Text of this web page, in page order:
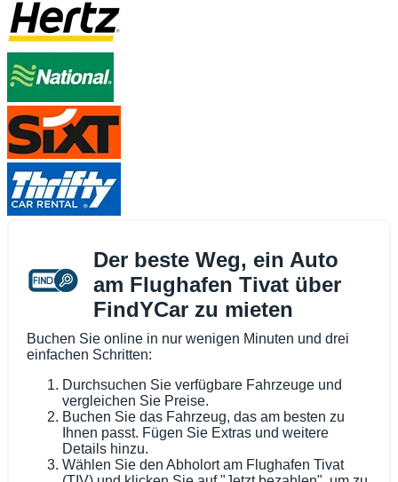
Der beste Weg, ein Auto
am Flughafen Tivat über
FindYCar zu mieten
Buchen Sie online in nur wenigen Minuten und drei
einfachen Schritten:
Durchsuchen Sie verfügbare Fahrzeuge und
vergleichen Sie Preise.
Buchen Sie das Fahrzeug, das am besten zu
Ihnen passt. Fügen Sie Extras und weitere
Details hinzu.
Wählen Sie den Abholort am Flughafen Tivat